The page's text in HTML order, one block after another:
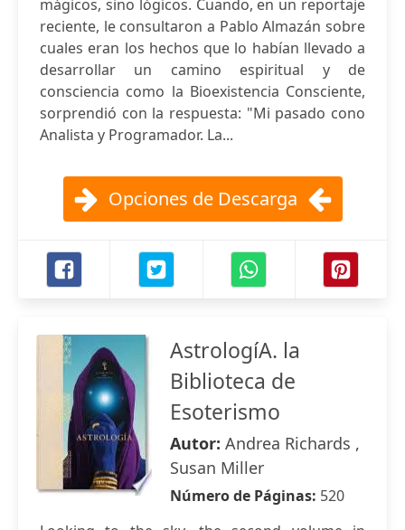
mágicos, sino lógicos. Cuando, en un reportaje
reciente, le consultaron a Pablo Almazán sobre
cuales eran los hechos que lo habían llevado a
desarrollar un camino espiritual y de
consciencia como la Bioexistencia Consciente,
sorprendió con la respuesta: "Mi pasado cono
Analista y Programador. La...
Opciones de Descarga
AstrologíA. la
Biblioteca de
Esoterismo
Autor: Andrea Richards ,
Susan Miller
Número de Páginas: 520